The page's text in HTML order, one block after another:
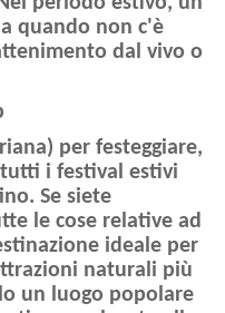
quando non c'è
dal vivo o
per festeggiare,
i festival estivi
Se siete
le cose relative ad
ideale per
naturali più
un luogo popolare